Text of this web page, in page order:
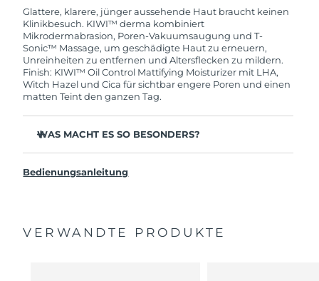
innerhalb eines Jahres ab Kaufdatum Anlass zur
Beanstandung deines FOREO-Produktes haben
solltest, bekommst du dieses Produkt von
FOREO gratis ersetzt.
Glattere, klarere, jünger aussehende Haut braucht keinen
Klinikbesuch. KIWI™ derma kombiniert
Mikrodermabrasion, Poren-Vakuumsaugung und T-
Sonic™ Massage, um geschädigte Haut zu erneuern,
Unreinheiten zu entfernen und Altersflecken zu mildern.
Finish: KIWI™ Oil Control Mattifying Moisturizer mit LHA,
Witch Hazel und Cica für sichtbar engere Poren und einen
matten Teint den ganzen Tag.
WAS MACHT ES SO BESONDERS?
Gesichtszone ab – entwickelt, um nie ersetzt werden zu
90 % berichten von glatterer Haut – 93 % von sichtbar
Bedienungsanleitung
VERWANDTE PRODUKTE
Türkei Erwartete Lieferung8/10/26
Vereinigte Arabische
Emirate
Erwartete Lieferung8/10/26
Vereinigtes
Vereinigte Staaten Erwartete Lieferung
Usbekistan